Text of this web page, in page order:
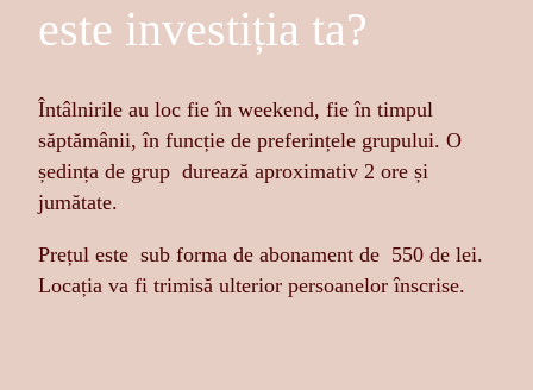
este investiția ta?
Întâlnirile au loc fie în weekend, fie în timpul
săptămânii, în funcție de preferințele grupului. O
ședința de grup durează aproximativ 2 ore și
jumătate.
Prețul este sub forma de abonament de 550 de lei.
Locația va fi trimisă ulterior persoanelor înscrise.